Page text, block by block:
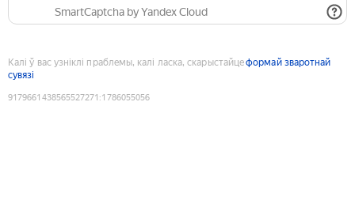
SmartCaptcha by Yandex Cloud
Калі ў вас узніклі праблемы, калі ласка, скарыстайцеформай зваротнай
сувязі
9179661438565527271 :1786055056